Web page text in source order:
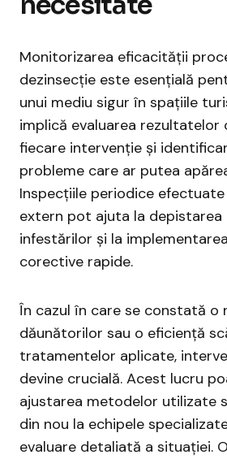
Monitorizarea eficacității
dezinsecție este esențială
unui mediu sigur în spațiile
implică evaluarea rezultatelor
fiecare intervenție și
probleme care ar putea
Inspecțiile periodice
extern pot ajuta la depistarea
infestărilor și la
corective rapide.
În cazul în care se constată o
dăunătorilor sau o eficiență
tratamentelor aplicate,
devine crucială. Acest lucru
ajustarea metodelor utilizate
din nou la echipele
evaluare detaliată a situației.